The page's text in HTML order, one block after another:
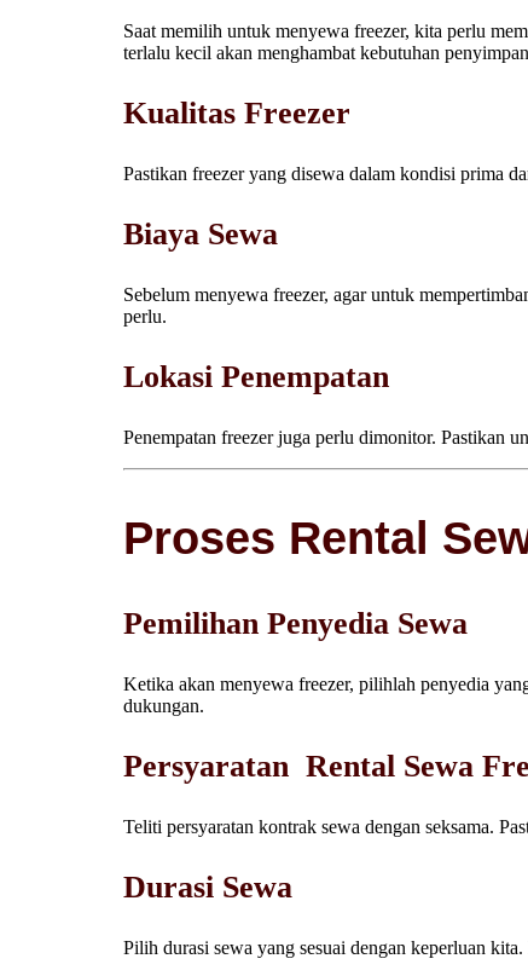
Saat memilih untuk menyewa freezer, kita perlu
terlalu kecil akan menghambat kebutuhan
Kualitas Freezer
Pastikan freezer yang disewa dalam kondisi prima
Biaya Sewa
Sebelum menyewa freezer, agar untuk
perlu.
Lokasi Penempatan
Penempatan freezer juga perlu dimonitor. Pastikan
Proses Rental
Pemilihan Penyedia Sewa
Ketika akan menyewa freezer, pilihlah penyedia
dukungan.
Persyaratan Rental Sewa
Teliti persyaratan kontrak sewa dengan seksama.
Durasi Sewa
Pilih durasi sewa yang sesuai dengan keperluan